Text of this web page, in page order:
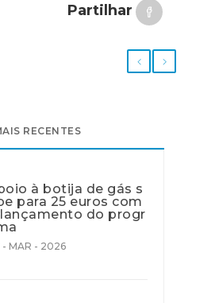
Partilhar
RECENTES
à botija de gás s
para 25 euros com
do progr
- MAR - 2026